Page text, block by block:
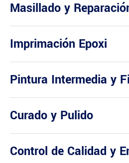
Masillado y
Imprimación Epoxi
Pintura Intermedia y
Curado y Pulido
Control de Calidad y